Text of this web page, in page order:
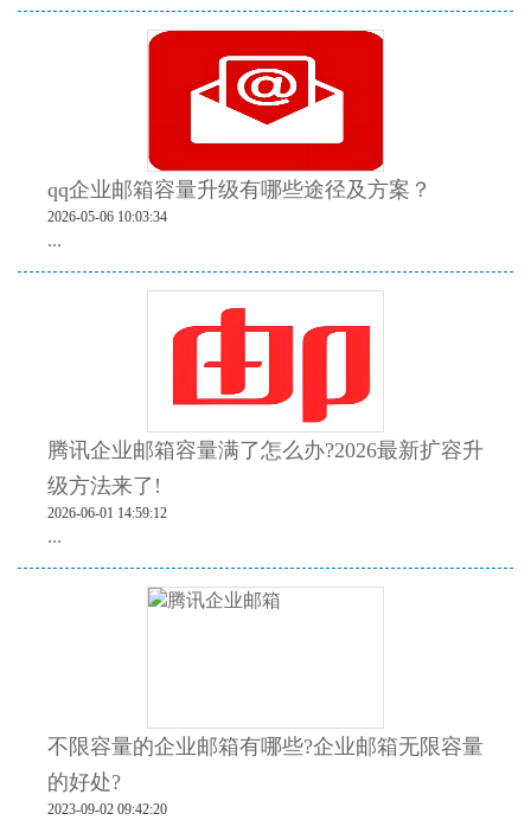
qq企业邮箱容量升级有哪些途径及方案？
2026-05-06 10:03:34
...
腾讯企业邮箱容量满了怎么办?2026最新扩容升
级方法来了!
2026-06-01 14:59:12
...
不限容量的企业邮箱有哪些?企业邮箱无限容量
的好处?
2023-09-02 09:42:20